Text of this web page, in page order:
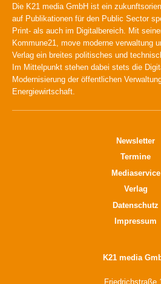
Die K21 media GmbH ist ein
auf Publikationen für den Public Sector
Print- als auch im Digitalbereich. Mit
Kommune21, move moderne verwaltung
Verlag ein breites politisches und
Im Mittelpunkt stehen dabei stets die
Modernisierung der öffentlichen
Energiewirtschaft.
Newsletter
Termine
Mediaservice
Verlag
Datenschutz
Impressum
K21 media
Friedrichstraße